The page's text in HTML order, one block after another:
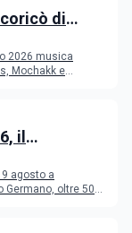
di
2026 musica
Mochakk e
il
agosto a
Germano, oltre 50